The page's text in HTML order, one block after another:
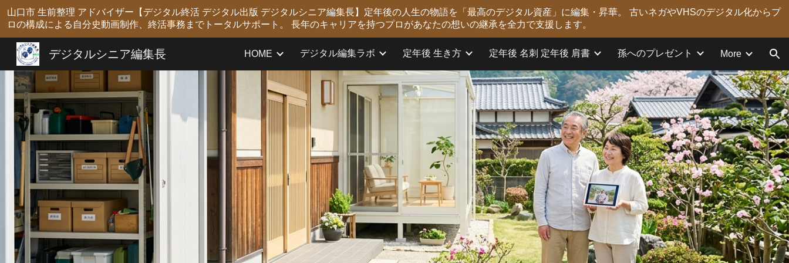
Skip to main content Skip to navigation
山口市 生前整理 アドバイザー【デジタル終活 デジタル出版 デジタルシニア編集長】定年後の人生の物語を「最高のデジタル資産」に編集・昇華。 古いネガやVHSのデジタル化からプ
ロの構成による自分史動画制作、終活事務までトータルサポート。 長年のキャリアを持つプロがあなたの想いの継承を全力で支援します。
デジタルシニア編集長 HOME デジタル編集ラボ 定年後 生き方 定年後 名刺 定年後 肩書 孫へのプレゼント More